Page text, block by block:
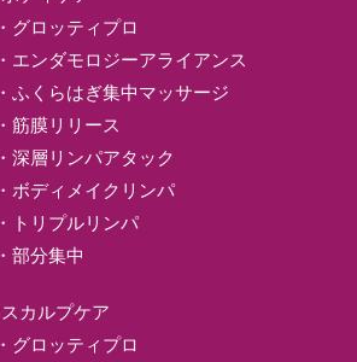
グロッティプロ
エンダモロジーアライアンス
ふくらはぎ集中マッサージ
筋膜リリース
深層リンパアタック
ボディメイクリンパ
トリプルリンパ
部分集中
スカルプケア
グロッティプロ